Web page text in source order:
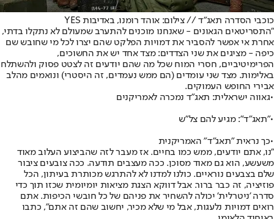
כוכבי הסדרה תאג"ד // צילום: אוהד רומנו, באדיבות YES
"התסריטאים הגאונים - שאנחנו מוכנים להתערב שמעולם לא נתקלו בדתי,
אחרת אי אפשר להסביר את דמויות הפלקט שהם יצרו לכל מי שחובש שם
כיפה - מציגים את שני הצדדים: מצד אחד יש את החשוכים,
הפרימיטיביים, חסרי המוח שכל מה שהם יודעים זה לצטט פסוק ולהשתלח
באלימות. מצד שני עומדים (הם ממש נעמדים, זה היסטרי) ונואמים מהלב
אבירי החופש העמוקים.
•גאווה ישראלית: תאג"ד נמכרה לאמריקנים
•"תאג"ד": מגיע להם צל"ש
•כך נראית "תאג"ד" האמריקנית
"נו, אתם יודעים, ממש כמו בחיים. אז מעבר לזה שהביצוע העלוב מאוד
משעשע, הוא גם מאוד מסוכן. ככה מעצבים תודעה. ככה צובעים ציבור
שלם בצבעים נוראיים. כולנו למדנו לא להתרגש מכותרת בעיתון, הכל
פוזיציה, זה כבר ברור. אבל דווקא הצגת מציאות יומיומית שכזו תוך כדי
סדרה 'ניטרלית' יכולה להשחיר את פניהם של כל חובשי הכיפות. אתם
רואים דמויות נלעגות, אבל מי שלא מכיר, יחשוב שהם זה אתם", כתבו